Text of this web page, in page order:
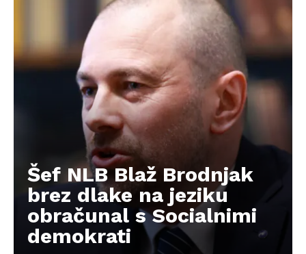
Šef NLB Blaž Brodnjak
brez dlake na jeziku
obračunal s Socialnimi
demokrati